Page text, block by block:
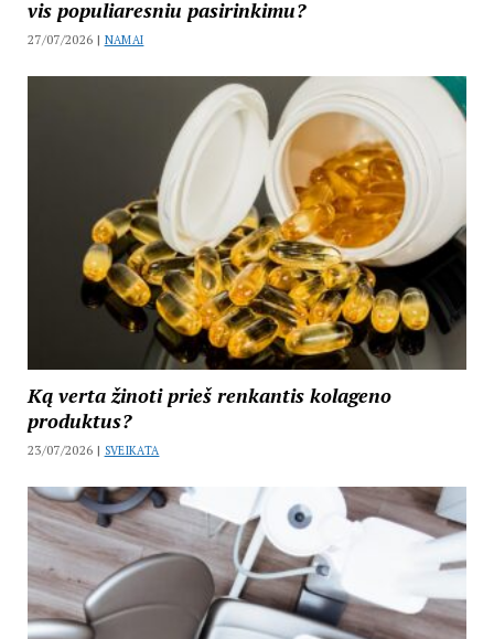
vis populiaresniu pasirinkimu?
27/07/2026 | NAMAI
Ką verta žinoti prieš renkantis kolageno
produktus?
23/07/2026 | SVEIKATA